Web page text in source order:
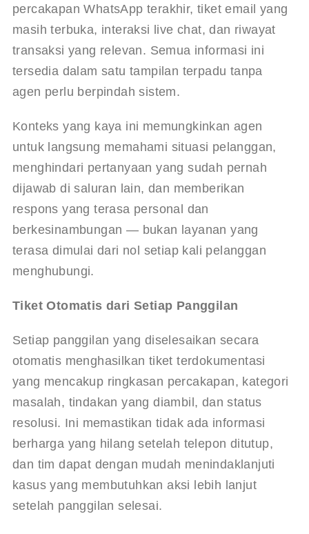
percakapan WhatsApp terakhir, tiket email yang
masih terbuka, interaksi live chat, dan riwayat
transaksi yang relevan. Semua informasi ini
tersedia dalam satu tampilan terpadu tanpa
agen perlu berpindah sistem.
Konteks yang kaya ini memungkinkan agen
untuk langsung memahami situasi pelanggan,
menghindari pertanyaan yang sudah pernah
dijawab di saluran lain, dan memberikan
respons yang terasa personal dan
berkesinambungan — bukan layanan yang
terasa dimulai dari nol setiap kali pelanggan
menghubungi.
Tiket Otomatis dari Setiap Panggilan
Setiap panggilan yang diselesaikan secara
otomatis menghasilkan tiket terdokumentasi
yang mencakup ringkasan percakapan, kategori
masalah, tindakan yang diambil, dan status
resolusi. Ini memastikan tidak ada informasi
berharga yang hilang setelah telepon ditutup,
dan tim dapat dengan mudah menindaklanjuti
kasus yang membutuhkan aksi lebih lanjut
setelah panggilan selesai.